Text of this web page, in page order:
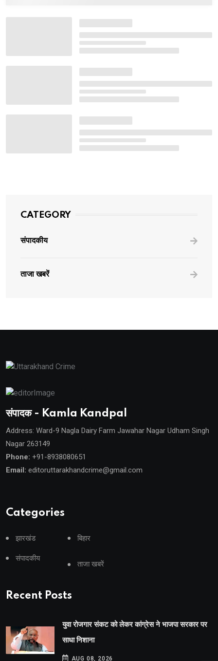
CATEGORY
संपादकीय
ताजा खबरें
संपादक - Kamla Kandpal
Address: Ward-9 Nagla Dairy Farm Jawahar Nagar Udham Singh
Nagar 263149
Phone: +91-8938080651
Email: editoruttarakhandcrime@gmail.com
Categories
झारखंड बिहार
संपादकीय
ताजा खबरें
Recent Posts
युवा रोजगार संकट को लेकर कांग्रेस ने भाजपा सरकार पर
साधा निशाना
AUG 08, 2026